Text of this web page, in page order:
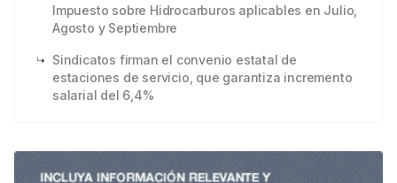
Impuesto sobre Hidrocarburos aplicables en Julio,
Agosto y Septiembre
Sindicatos firman el convenio estatal de
estaciones de servicio, que garantiza incremento
salarial del 6,4%